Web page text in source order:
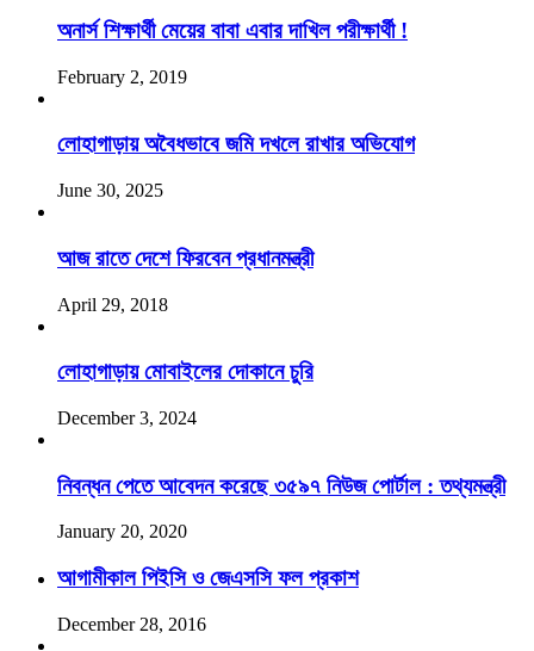
অনার্স শিক্ষার্থী মেয়ের বাবা এবার দাখিল পরীক্ষার্থী !
February 2, 2019
লোহাগাড়ায় অবৈধভাবে জমি দখলে রাখার অভিযোগ
June 30, 2025
আজ রাতে দেশে ফিরবেন প্রধানমন্ত্রী
April 29, 2018
লোহাগাড়ায় মোবাইলের দোকানে চুরি
December 3, 2024
নিবন্ধন পেতে আবেদন করেছে ৩৫৯৭ নিউজ পোর্টাল : তথ্যমন্ত্রী
January 20, 2020
আগামীকাল পিইসি ও জেএসসি ফল প্রকাশ
December 28, 2016